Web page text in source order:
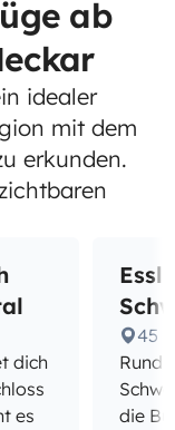
ab
idealer
mit dem
erkunden.
dich
es
45
Rund
die